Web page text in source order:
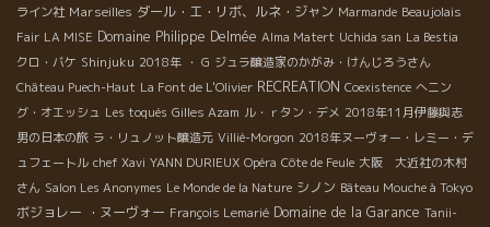
ライン社 Marseilles ダール・エ・リボ、ルネ・ジャン Marmande Beaujolais
Fair LA MISE Domaine Philippe Delmée Alma Matert Uchida san La Bestia
クロ・バケ Shinjuku 2018年 ・ G ジュラ醸造家のかがみ・けんじろうさん
Château Puech-Haut La Font de L'Olivier RECREATION Coexistence へニン
グ・オエッシュ Les toqués Gilles Azam ル・ｒタン・デメ 2018年11月伊藤與志
男の日本の旅 ラ・リュノット醸造元 Villié-Morgon 2018年ヌーヴォー・レミー・デ
ュフェートル chef Xavi YANN DURIEUX Opéra Côte de Feule 大阪 大近社の木村
さん Salon Les Anonymes Le Monde de la Nature シノン Bâteau Mouche à Tokyo
ボジョレー ・ヌーヴォー François Lemarié Domaine de la Garance Tanii-